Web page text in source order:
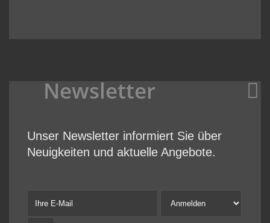
Newsletter
Unser Newsletter informiert Sie über
Neuigkeiten und aktuelle Angebote.